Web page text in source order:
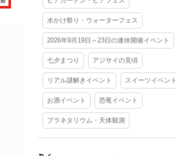
水かけ祭り・ウォーターフェス
2026年9月19日～23日の連休開催イベント
七夕まつり アジサイの見頃
リアル謎解きイベント スイーツイベント
お酒イベント 恐竜イベント
プラネタリウム・天体観測